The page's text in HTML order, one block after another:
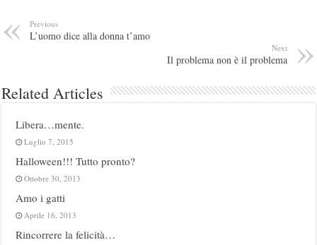
Previous
L’uomo dice alla donna t’amo
Next
Il problema non è il problema
Related Articles
Libera…mente.
Luglio 7, 2015
Halloween!!! Tutto pronto?
Ottobre 30, 2013
Amo i gatti
Aprile 16, 2013
Rincorrere la felicità…